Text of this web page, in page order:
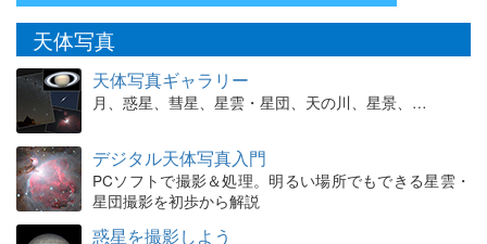
天体写真
天体写真ギャラリー
月、惑星、彗星、星雲・星団、天の川、星景、…
デジタル天体写真入門
PCソフトで撮影＆処理。明るい場所でもできる星雲・
星団撮影を初歩から解説
惑星を撮影しよう